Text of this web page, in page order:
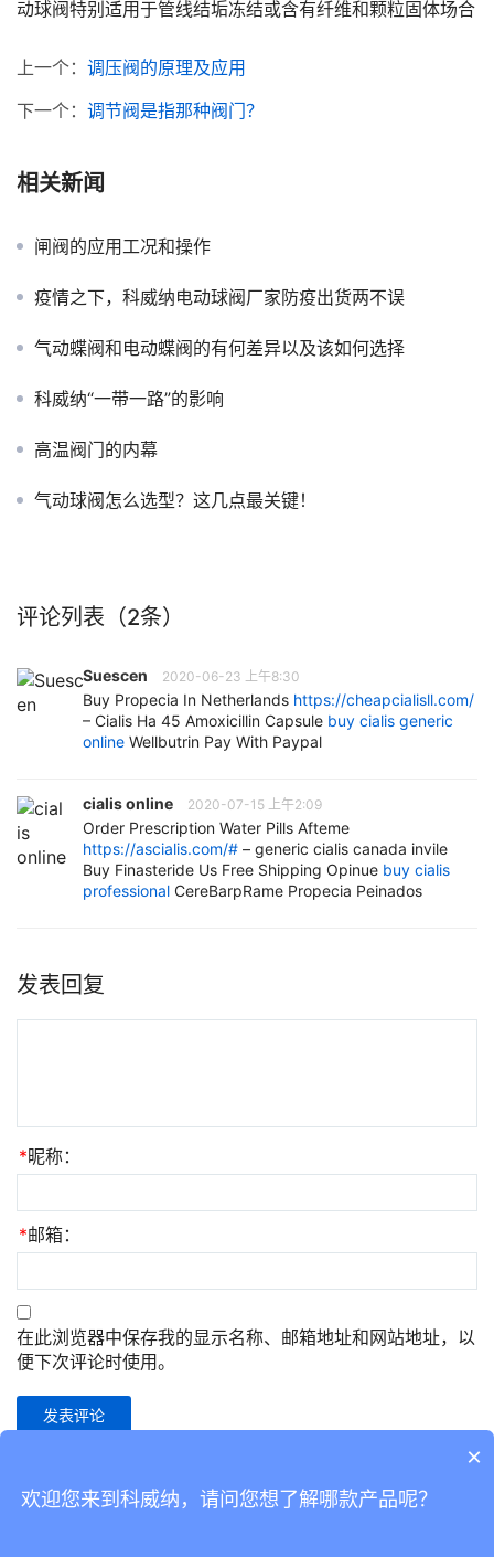
动球阀特别适用于管线结垢冻结或含有纤维和颗粒固体场合
上一个： 调压阀的原理及应用
下一个： 调节阀是指那种阀门？
相关新闻
闸阀的应用工况和操作
疫情之下，科威纳电动球阀厂家防疫出货两不误
气动蝶阀和电动蝶阀的有何差异以及该如何选择
科威纳“一带一路”的影响
高温阀门的内幕
气动球阀怎么选型？这几点最关键！
评论列表（2条）
Suescen 2020-06-23 上午8:30
Buy Propecia In Netherlands https://cheapcialisll.com/
– Cialis Ha 45 Amoxicillin Capsule buy cialis generic
online Wellbutrin Pay With Paypal
cialis online 2020-07-15 上午2:09
Order Prescription Water Pills Afteme
https://ascialis.com/# – generic cialis canada invile
Buy Finasteride Us Free Shipping Opinue buy cialis
professional CereBarpRame Propecia Peinados
发表回复
*昵称：
*邮箱：
在此浏览器中保存我的显示名称、邮箱地址和网站地址，以
便下次评论时使用。
×
欢迎您来到科威纳，请问您想了解哪款产品呢？